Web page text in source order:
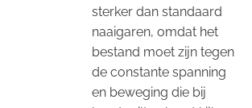
sterker dan standaard
naaigaren, omdat het
bestand moet zijn tegen
de constante spanning
en beweging die bij